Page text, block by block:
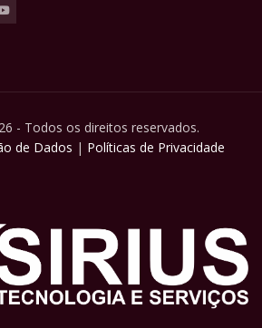
- Todos os direitos reservados.
de Dados | Políticas de Privacidade